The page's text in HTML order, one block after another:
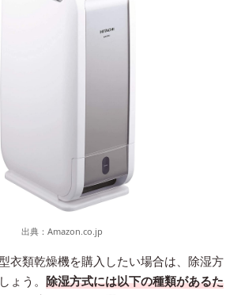
出典： Amazon.co.jp
衣類乾燥機を購入したい場合は、除湿方
ょう。 除湿方式には以下の種類があるた